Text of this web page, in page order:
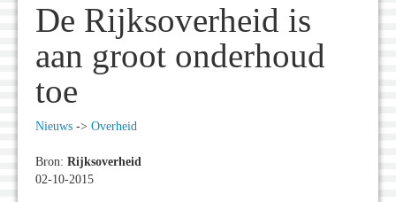
De Rijksoverheid is
aan groot onderhoud
toe
Nieuws -> Overheid
Bron: Rijksoverheid
02-10-2015